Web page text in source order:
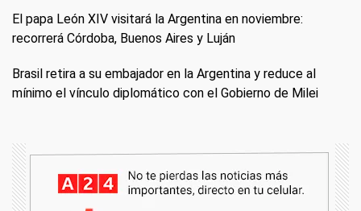
El papa León XIV visitará la Argentina en noviembre:
recorrerá Córdoba, Buenos Aires y Luján
Brasil retira a su embajador en la Argentina y reduce al
mínimo el vínculo diplomático con el Gobierno de Milei